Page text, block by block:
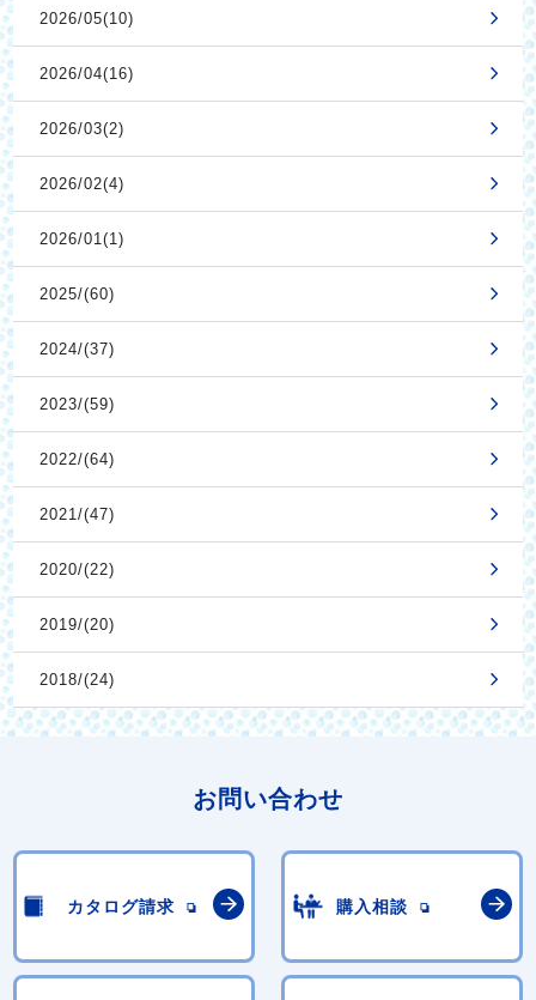
2026/05(10)
2026/04(16)
2026/03(2)
2026/02(4)
2026/01(1)
2025/(60)
2024/(37)
2023/(59)
2022/(64)
2021/(47)
2020/(22)
2019/(20)
2018/(24)
お問い合わせ
カタログ請求 購入相談